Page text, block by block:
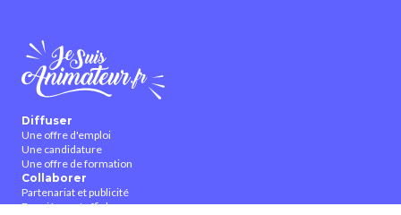
Diffuser
Une offre d'emploi
Une candidature
Une offre de formation
Collaborer
Partenariat et publicité
Bannières et affiches